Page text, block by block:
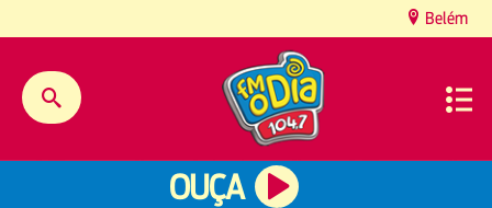
Belém
OUÇA